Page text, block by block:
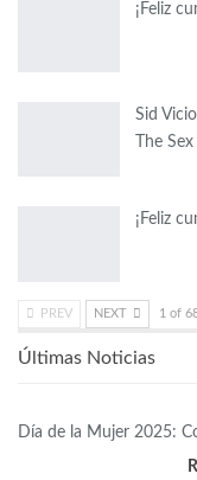
¡Feliz
Sid
The
¡Feliz
PREV NEXT 1 of
Últimas Noticias
Día de la Mujer 2025: